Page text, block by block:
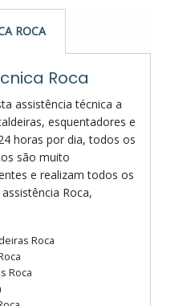
ROCA
Roca
assistência técnica a
esquentadores e
horas por dia, todos os
são muito
e realizam todos os
Roca,
Roca
Roca